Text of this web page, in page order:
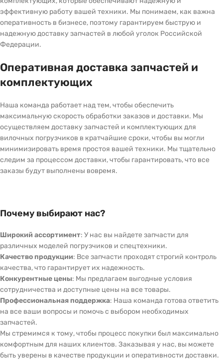
эффективную работу вашей техники. Мы понимаем, как важна
оперативность в бизнесе, поэтому гарантируем быструю и
надежную доставку запчастей в любой уголок Российской
Федерации.
Оперативная доставка запчастей и
комплектующих
Наша команда работает над тем, чтобы обеспечить
максимальную скорость обработки заказов и доставки. Мы
осуществляем доставку запчастей и комплектующих для
вилочных погрузчиков в кратчайшие сроки, чтобы вы могли
минимизировать время простоя вашей техники. Мы тщательно
следим за процессом доставки, чтобы гарантировать, что все
заказы будут выполнены вовремя.
Почему выбирают нас?
Широкий ассортимент: У нас вы найдете запчасти для
различных моделей погрузчиков и спецтехники.
Качество продукции: Все запчасти проходят строгий контроль
качества, что гарантирует их надежность.
Конкурентные цены: Мы предлагаем выгодные условия
сотрудничества и доступные цены на все товары.
Профессиональная поддержка: Наша команда готова ответить
на все ваши вопросы и помочь с выбором необходимых
запчастей.
Мы стремимся к тому, чтобы процесс покупки был максимально
комфортным для наших клиентов. Заказывая у нас, вы можете
быть уверены в качестве продукции и оперативности доставки.